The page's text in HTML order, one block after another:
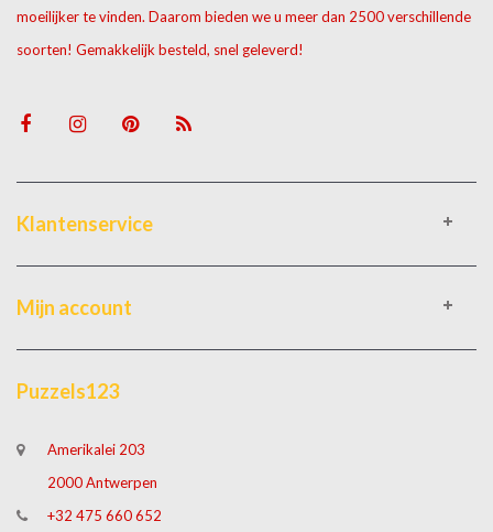
moeilijker te vinden. Daarom bieden we u meer dan 2500 verschillende
soorten! Gemakkelijk besteld, snel geleverd!
Klantenservice
Mijn account
Puzzels123
Amerikalei 203
2000 Antwerpen
+32 475 660 652